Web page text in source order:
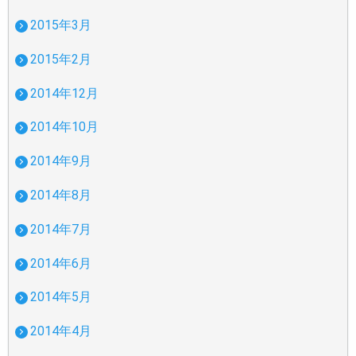
2015年3月
2015年2月
2014年12月
2014年10月
2014年9月
2014年8月
2014年7月
2014年6月
2014年5月
2014年4月